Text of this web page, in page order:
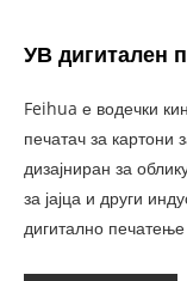
УВ дигитален
Feihua е водечки
печатач за картони
дизајниран за
за јајца и други
дигитално печатење